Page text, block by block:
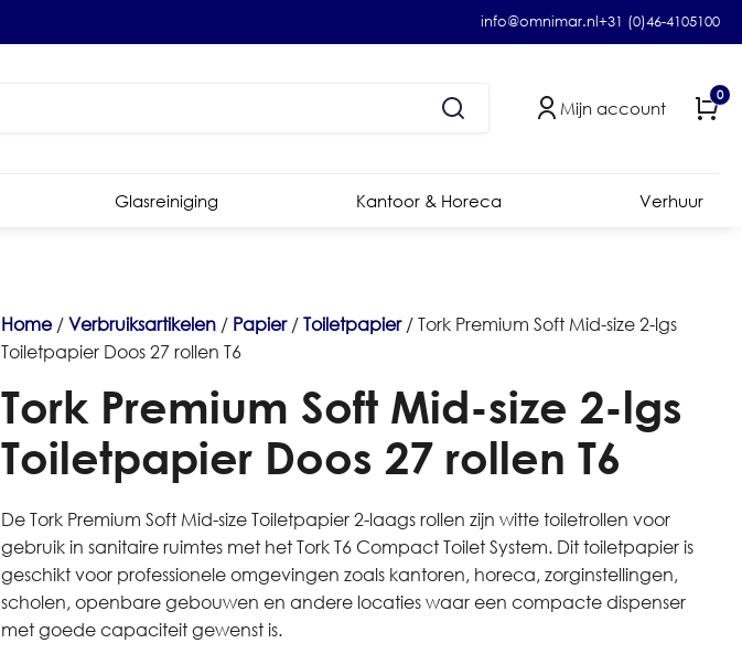
info@omnimar.nl+31 (0)46-4105100
Mijn account
0
Glasreiniging Kantoor & Horeca Verhuur
Home/Verbruiksartikelen / Papier/Toiletpapier/ Tork Premium Soft Mid-size 2-lgs
Toiletpapier Doos 27 rollen T6
Tork Premium Soft Mid-size 2-lgs
Toiletpapier Doos 27 rollen T6
De Tork Premium Soft Mid-size Toiletpapier 2-laags rollen zijn witte toiletrollen voor
gebruik in sanitaire ruimtes met het Tork T6 Compact Toilet System. Dit toiletpapier is
geschikt voor professionele omgevingen zoals kantoren, horeca, zorginstellingen,
scholen, openbare gebouwen en andere locaties waar een compacte dispenser
met goede capaciteit gewenst is.